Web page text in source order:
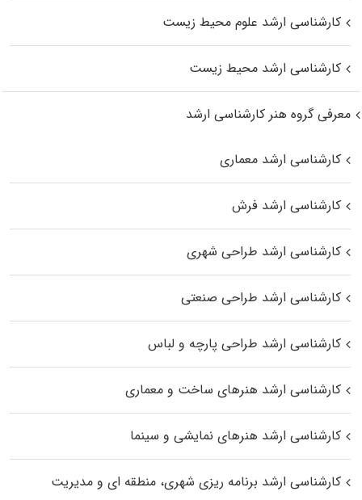
کارشناسی ارشد علوم محیط‌ زیست
کارشناسی ارشد محیط زیست
معرفی گروه هنر کارشناسی ارشد
کارشناسی ارشد معماری
کارشناسی ارشد فرش
کارشناسی ارشد طراحی شهری
کارشناسی ارشد طراحی صنعتی
کارشناسی ارشد طراحی پارچه و لباس
کارشناسی ارشد هنرهای ساخت و معماری
کارشناسی ارشد هنرهای نمایشی و سینما
کارشناسی ارشد برنامه ریزی شهری، منطقه‌ ای و مدیریت